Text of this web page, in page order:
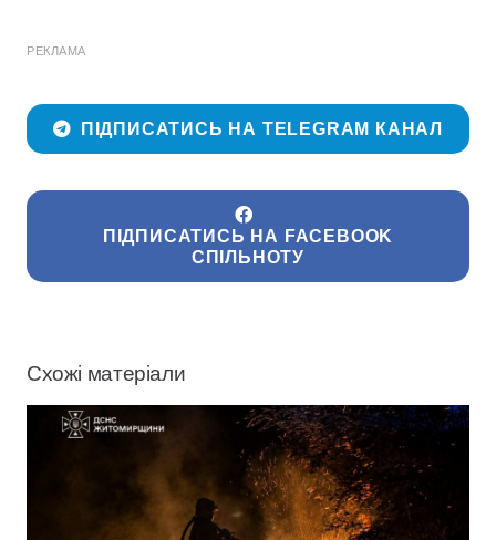
РЕКЛАМА
ПІДПИСАТИСЬ НА TELEGRAM КАНАЛ
ПІДПИСАТИСЬ НА FACEBOOK
СПІЛЬНОТУ
Схожі матеріали